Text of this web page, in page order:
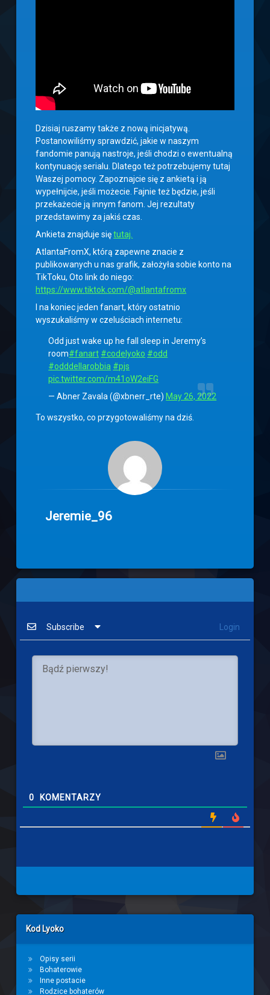
Dzisiaj ruszamy także z nową inicjatywą.
Postanowiliśmy sprawdzić, jakie w naszym
fandomie panują nastroje, jeśli chodzi o ewentualną
kontynuację serialu. Dlatego też potrzebujemy tutaj
Waszej pomocy. Zapoznajcie się z ankietą i ją
wypełnijcie, jeśli możecie. Fajnie też będzie, jeśli
przekażecie ją innym fanom. Jej rezultaty
przedstawimy za jakiś czas.
Ankieta znajduje siętutaj.
AtlantaFromX, którą zapewne znacie z
publikowanych u nas grafik, założyła sobie konto na
TikToku, Oto link do niego:
https://www.tiktok.com/@atlantafromx
I na koniec jeden fanart, który ostatnio
wyszukaliśmy w czeluściach internetu:
Odd just wake up he fall sleep in Jeremy’s
room#fanart #codelyoko #odd
#odddellarobbia #pjs
pic.twitter.com/m41oW2eiFG
— Abner Zavala (@xbnerr_rte) May 26, 2022
To wszystko, co przygotowaliśmy na dziś.
Jeremie_96
Subscribe Login
0 KOMENTARZY
Left Sidebar
Kod Lyoko
Opisy serii
Bohaterowie
Inne postacie
Rodzice bohaterów